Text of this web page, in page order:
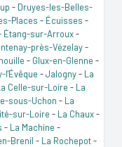
- Druyes-les-Belles-
Places - Écuisses -
Étang-sur-Arroux-
près-Vézelay-
- Glux-en-Glenne -
l'Évêque -Jalogny- La
Celle-sur-Loire - La
sous-Uchon - La
sur-Loire - La Chaux-
- La Machine -
Brenil - La Rochepot-